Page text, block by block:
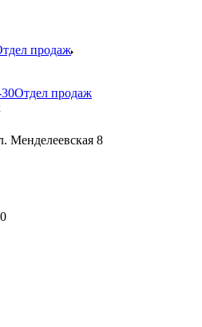
продаж
Отдел продаж
Менделеевская 8